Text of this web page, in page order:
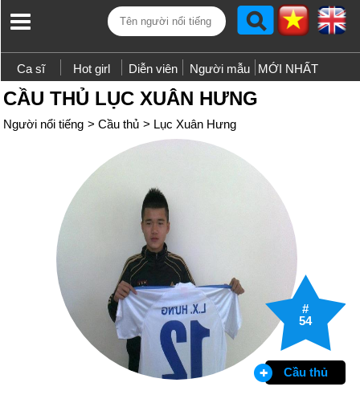
Ca sĩ Hot girl Diễn viên Người mẫu MỚI NHẤT
CẦU THỦ LỤC XUÂN HƯNG
Người nổi tiếng > Cầu thủ > Lục Xuân Hưng
#
54
Cầu thủ